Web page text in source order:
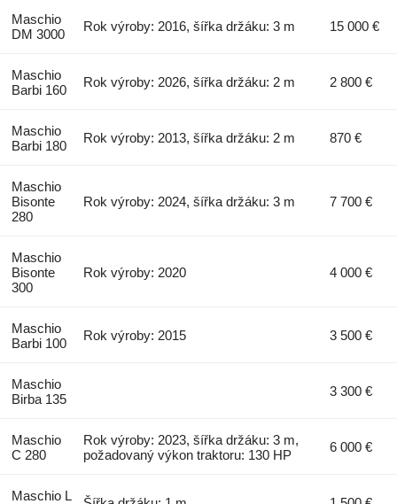
Maschio
DM 3000
Rok výroby: 2016, šířka držáku: 3 m 15 000 €
Maschio
Barbi 160
Rok výroby: 2026, šířka držáku: 2 m 2 800 €
Maschio
Barbi 180
Rok výroby: 2013, šířka držáku: 2 m 870 €
Maschio
Bisonte
280
Rok výroby: 2024, šířka držáku: 3 m 7 700 €
Maschio
Bisonte
300
Rok výroby: 2020 4 000 €
Maschio
Barbi 100
Rok výroby: 2015 3 500 €
Maschio
Birba 135
3 300 €
Maschio
C 280
Rok výroby: 2023, šířka držáku: 3 m,
požadovaný výkon traktoru: 130 HP
6 000 €
Maschio L